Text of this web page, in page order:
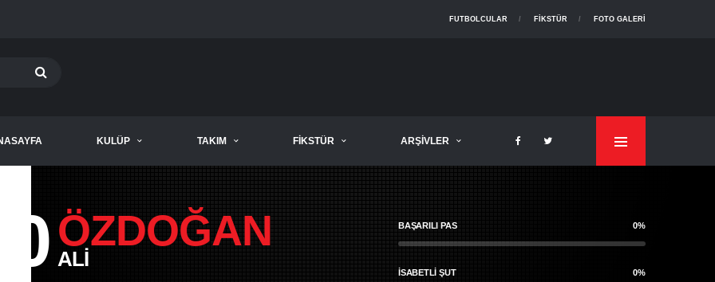
FOTO GALERI
FIKSTÜR
FUTBOLCULAR
KULÜP TAKIM FIKSTÜR ARŞIVLER
ÖZDOĞAN
ALI
BAŞARILI PAS 0%
İSABETLI ŞUT 0%